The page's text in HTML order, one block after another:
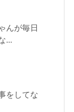
んが毎日
...
をしてな